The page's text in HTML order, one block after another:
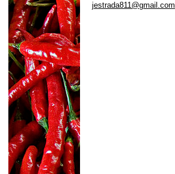
jestrada811@gmail.com